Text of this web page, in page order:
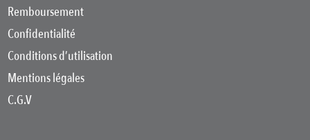
Remboursement
Confidentialité
Conditions d’utilisation
Mentions légales
C.G.V